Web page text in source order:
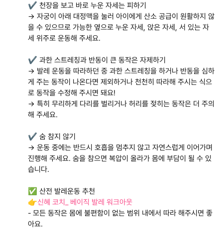
✔️ 천장을 보고 바로 누운 자세는 피하기
→ 자궁이 아래 대정맥을 눌러 아이에게 산소 공급이 원활하지 않
을 수 있으므로 가능한 옆으로 누운 자세, 앉은 자세, 서 있는 자
세 위주로 운동해 주세요.
✔️ 과한 스트레칭과 반동이 큰 동작은 자제하기
→ 발레 운동을 따라하던 중 과한 스트레칭을 하거나 반동을 심하
게 주는 동작이 나온다면 제외하거나 천천히 따라해 주시는 식으
로 동작을 수정해 주시면 돼요!
→ 특히 무리하게 다리를 벌리거나 허리를 젖히는 동작은 더 주의
해 주세요.
✔️ 숨 참지 않기
→ 운동 중에는 반드시 호흡을 멈추지 않고 자연스럽게 이어가며
진행해 주세요. 숨을 참으면 복압이 올라가 몸에 부담이 될 수 있
습니다.
✅ 산전 발레운동 추천
👉신혜 코치_ 베이직 발레 워크아웃
- 모든 동작은 몸에 불편함이 없는 범위 내에서 따라 해주시면 좋
아요.